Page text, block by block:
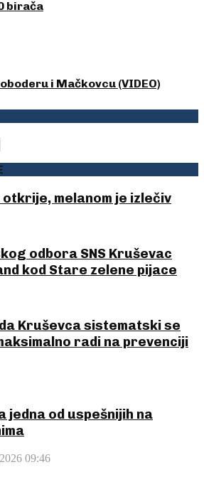
birača
i Mačkovcu (VIDEO)
melanom je izlečiv
odbora SNS Kruševac
kod Stare zelene pijace
Kruševca sistematski se
radi na prevenciji
jedna od uspešnijih na
09:46